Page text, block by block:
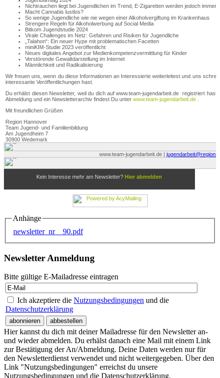
Anhänge
newsletter_nr__90.pdf
Newsletter Anmeldung
Bitte gültige E-Mailadresse eintragen
Ich akzeptiere die Nutzungsbedingungen und die
Datenschutzerklärung
Hier kannst du dich mit deiner Mailadresse für den Newsletter an-
und wieder abmelden. Du erhälst danach eine Mail mit einem Link
zur Bestätigung der An/Abmeldung. Deine Daten werden nur für
den Newsletterdienst verwendet und nicht weitergegeben. Über den
Link "Nutzungsbedingungen" erreichst du unsere
Nutzungsbedingungen und die Datenschutzerklärung.